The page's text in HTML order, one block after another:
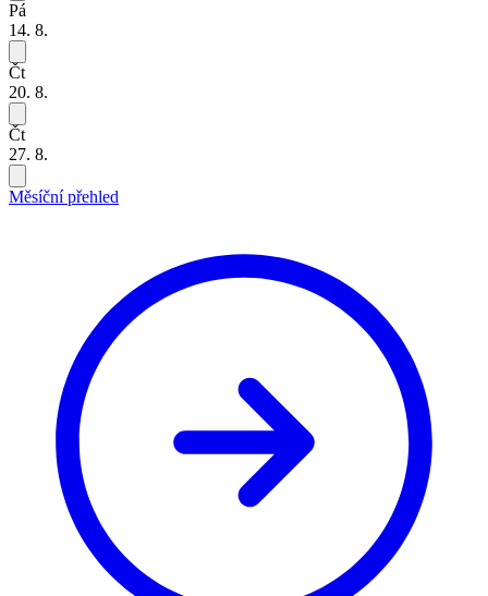
Pá
14. 8.
Čt
20. 8.
Čt
27. 8.
Měsíční přehled